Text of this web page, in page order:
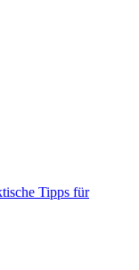
Tipps für